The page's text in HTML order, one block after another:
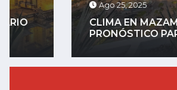
Ago 25, 2025
CLIMA EN MAZAMITLA HOY: EL
PRONÓSTICO PARA...